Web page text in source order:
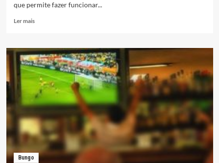
que permite fazer funcionar...
Ler maisLeia
Falta
de
combustível
priva
abastecimento
de
água
Bengo
(Alto
Kawale)
Bungo